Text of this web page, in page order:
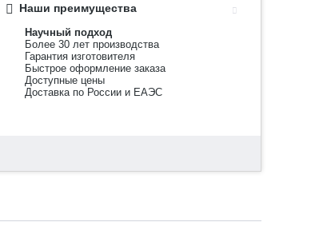
Наши преимущества
Научный подход
Более 30 лет производства
Гарантия изготовителя
Быстрое оформление заказа
Доступные цены
Доставка по России и ЕАЭС